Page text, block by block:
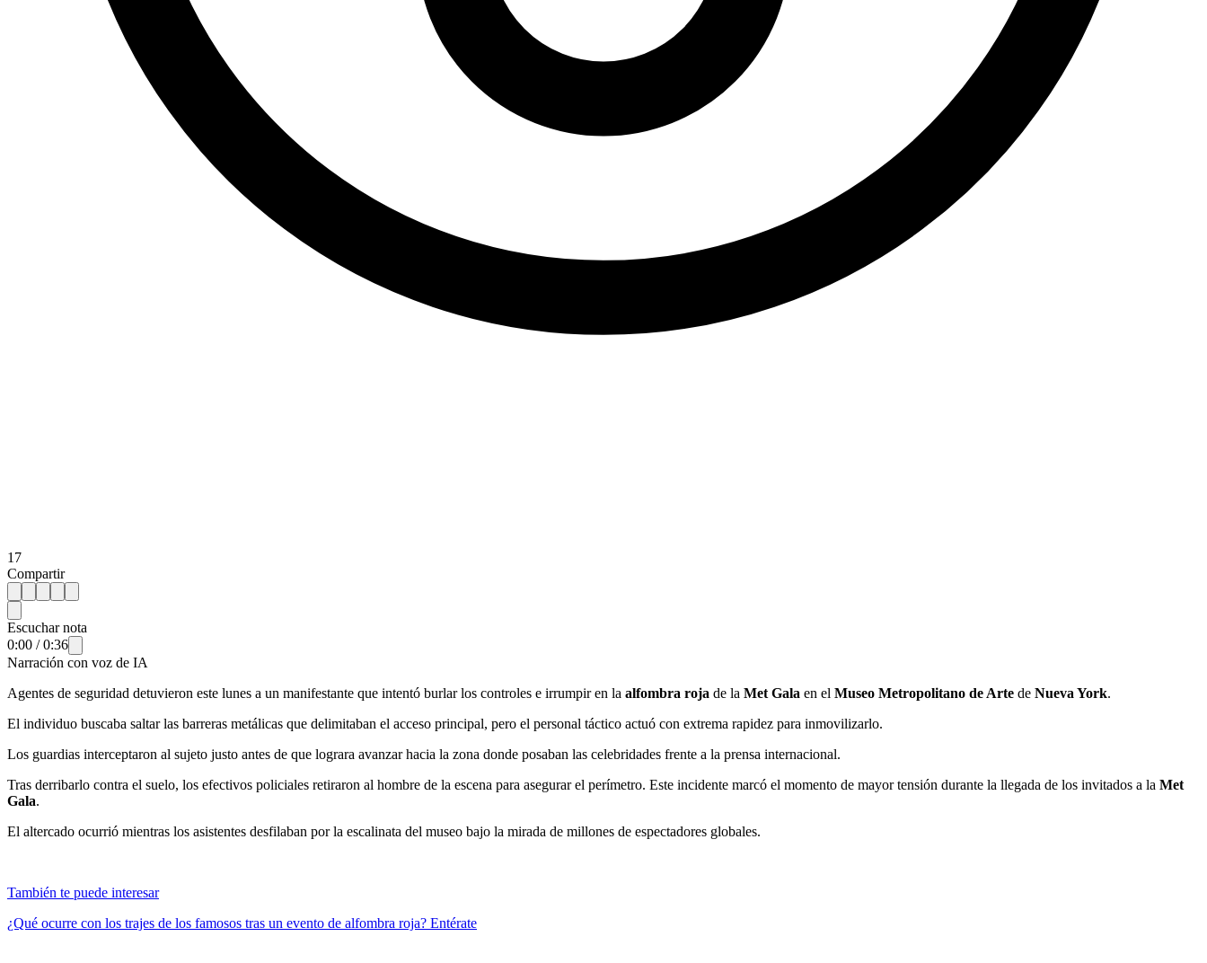
17
Compartir
Escuchar nota
0:00 /0:36
Narración con voz de IA
Agentes de seguridad detuvieron este lunes a un manifestante que intentó burlar los controles e irrumpir en la alfombra roja de la Met Gala en el Museo Metropolitano de Arte de Nueva York.
El individuo buscaba saltar las barreras metálicas que delimitaban el acceso principal, pero el personal táctico actuó con extrema rapidez para inmovilizarlo.
Los guardias interceptaron al sujeto justo antes de que lograra avanzar hacia la zona donde posaban las celebridades frente a la prensa internacional.
Tras derribarlo contra el suelo, los efectivos policiales retiraron al hombre de la escena para asegurar el perímetro. Este incidente marcó el momento de mayor tensión durante la llegada de los invitados a la Met
Gala.
El altercado ocurrió mientras los asistentes desfilaban por la escalinata del museo bajo la mirada de millones de espectadores globales.
También te puede interesar
¿Qué ocurre con los trajes de los famosos tras un evento de alfombra roja? Entérate